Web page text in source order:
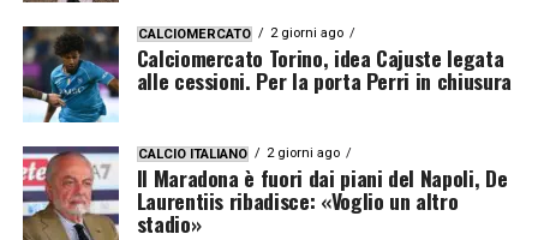
CALCIOMERCATO 2 giorni ago
Calciomercato Torino, idea Cajuste legata
alle cessioni. Per la porta Perri in chiusura
CALCIO ITALIANO 2 giorni ago
Il Maradona è fuori dai piani del Napoli, De
Laurentiis ribadisce: «Voglio un altro
stadio»